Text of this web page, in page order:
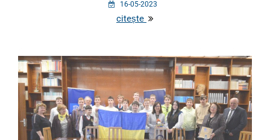
16-05-2023
citește